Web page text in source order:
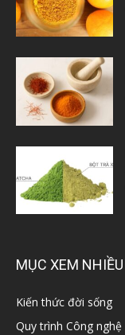
MỤC XEM NHIỀU
Kiến thức đời sống
Quy trình Công nghệ